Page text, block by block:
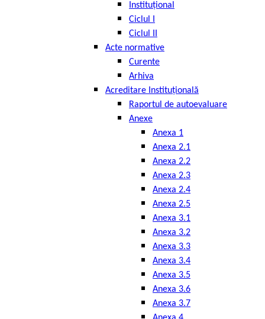
Instituțional
Ciclul I
Ciclul II
Acte normative
Curente
Arhiva
Acreditare Instituțională
Raportul de autoevaluare
Anexe
Anexa 1
Anexa 2.1
Anexa 2.2
Anexa 2.3
Anexa 2.4
Anexa 2.5
Anexa 3.1
Anexa 3.2
Anexa 3.3
Anexa 3.4
Anexa 3.5
Anexa 3.6
Anexa 3.7